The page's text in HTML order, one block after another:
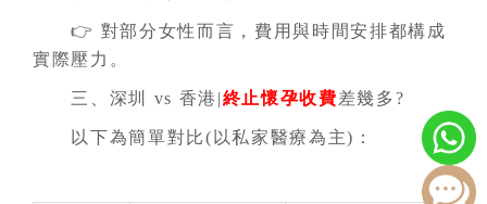
👉 對部分女性而言，費用與時間安排都構成
實際壓力。
三、深圳 vs 香港|終止懷孕收費差幾多?
以下為簡單對比(以私家醫療為主)：